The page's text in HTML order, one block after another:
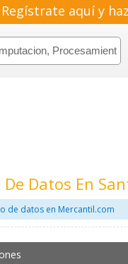
Regístrate aquí y
Datos En
de datos en Mercantil.com